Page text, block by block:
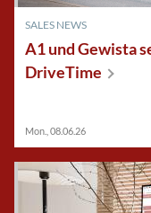
SALES NEWS
A1 und Gewista
DriveTime
Mon., 08.06.26